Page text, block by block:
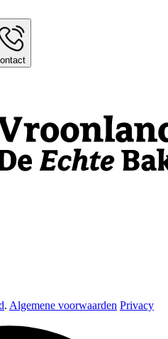
. Algemene voorwaarden Privacy